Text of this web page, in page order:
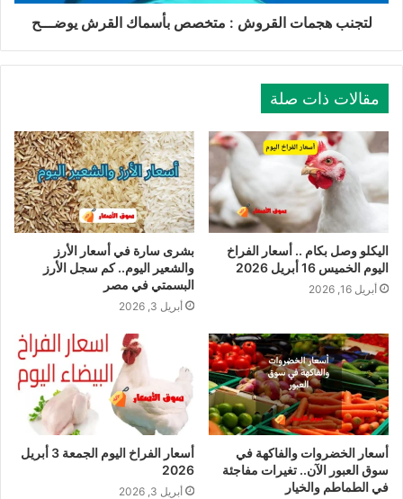
لتجنب هجمات القروش : متخصص بأسماك القرش يوضـــح
مقالات ذات صلة
اليكلو وصل بكام .. أسعار الفراخ
اليوم الخميس 16 أبريل 2026
أبريل 16, 2026
بشرى سارة في أسعار الأرز
والشعير اليوم.. كم سجل الأرز
البسمتي في مصر
أبريل 3, 2026
أسعار الخضروات والفاكهة في
سوق العبور الآن.. تغيرات مفاجئة
في الطماطم والخيار
أسعار الفراخ اليوم الجمعة 3 أبريل
2026
أبريل 3, 2026